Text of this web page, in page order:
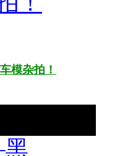
模杂拍！